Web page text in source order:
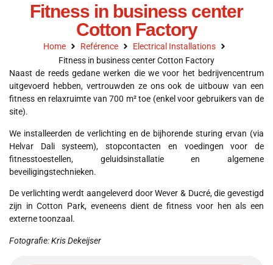
Fitness in business center
Cotton Factory
Home Reférence
Electrical Installations
Fitness in business center Cotton Factory
Naast de reeds gedane werken die we voor het bedrijvencentrum
uitgevoerd hebben, vertrouwden ze ons ook de uitbouw van een
fitness en relaxruimte van 700 m² toe (enkel voor gebruikers van de
site).
We installeerden de verlichting en de bijhorende sturing ervan (via
Helvar Dali systeem), stopcontacten en voedingen voor de
fitnesstoestellen, geluidsinstallatie en algemene
beveiligingstechnieken.
De verlichting werdt aangeleverd door Wever & Ducré, die gevestigd
zijn in Cotton Park, eveneens dient de fitness voor hen als een
externe toonzaal.
Fotografie: Kris Dekeijser